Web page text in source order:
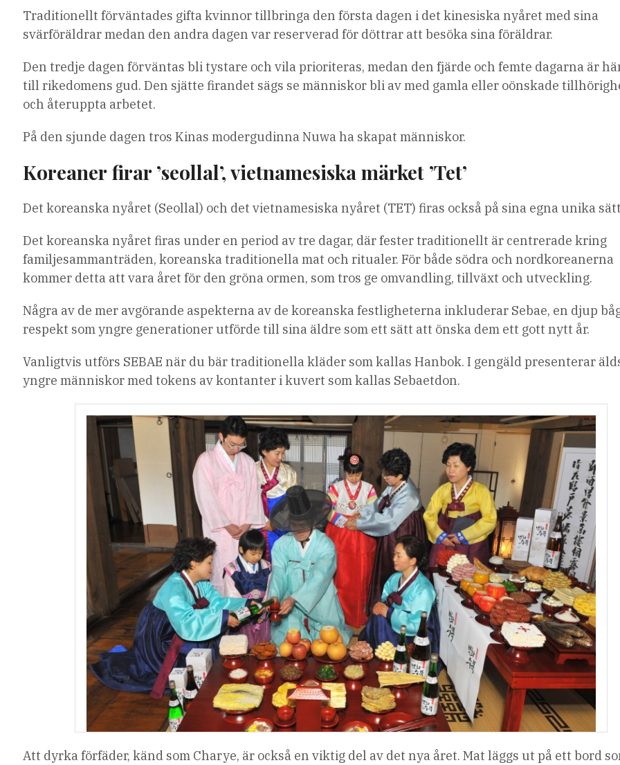
Traditionellt förväntades gifta kvinnor tillbringa den första dagen i det kinesiska nyåret med sina
svärföräldrar medan den andra dagen var reserverad för döttrar att besöka sina föräldrar.
Den tredje dagen förväntas bli tystare och vila prioriteras, medan den fjärde och femte dagarna är
till rikedomens gud. Den sjätte firandet sägs se människor bli av med gamla eller oönskade
och återuppta arbetet.
På den sjunde dagen tros Kinas modergudinna Nuwa ha skapat människor.
Koreaner firar ’seollal’, vietnamesiska märket ’Tet’
Det koreanska nyåret (Seollal) och det vietnamesiska nyåret (TET) firas också på sina egna unika
Det koreanska nyåret firas under en period av tre dagar, där fester traditionellt är centrerade kring
familjesammanträden, koreanska traditionella mat och ritualer. För både södra och nordkoreanerna
kommer detta att vara året för den gröna ormen, som tros ge omvandling, tillväxt och utveckling.
Några av de mer avgörande aspekterna av de koreanska festligheterna inkluderar Sebae, en djup
respekt som yngre generationer utförde till sina äldre som ett sätt att önska dem ett gott nytt år.
Vanligtvis utförs SEBAE när du bär traditionella kläder som kallas Hanbok. I gengäld presenterar
yngre människor med tokens av kontanter i kuvert som kallas Sebaetdon.
Att dyrka förfäder, känd som Charye, är också en viktig del av det nya året. Mat läggs ut på ett bord